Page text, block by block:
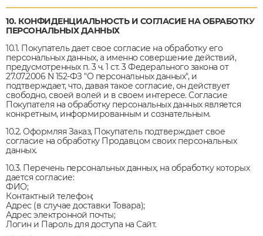
10. КОНФИДЕНЦИАЛЬНОСТЬ И СОГЛАСИЕ НА ОБРАБОТКУ
ПЕРСОНАЛЬНЫХ ДАННЫХ
10.1. Покупатель дает свое согласие на обработку его
персональных данных, а именно совершение действий,
предусмотренных п. 3 ч. 1 ст. 3 Федерального закона от
27.07.2006 N 152-ФЗ "О персональных данных", и
подтверждает, что, давая такое согласие, он действует
свободно, своей волей и в своем интересе. Согласие
Покупателя на обработку персональных данных является
конкретным, информированным и сознательным.
10.2. Оформляя Заказ, Покупатель подтверждает свое
согласие на обработку Продавцом своих персональных
данных.
10.3. Перечень персональных данных, на обработку которых
дается согласие:
ФИО;
Контактный телефон;
Адрес (в случае доставки Товара);
Адрес электронной почты;
Логин и Пароль для доступа на Сайт.